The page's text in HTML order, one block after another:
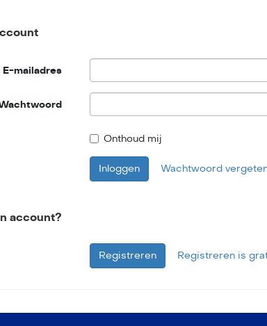
E-mailadres
Onthoud mij
Inloggen Wachtwoord
account?
Registreren Registreren is